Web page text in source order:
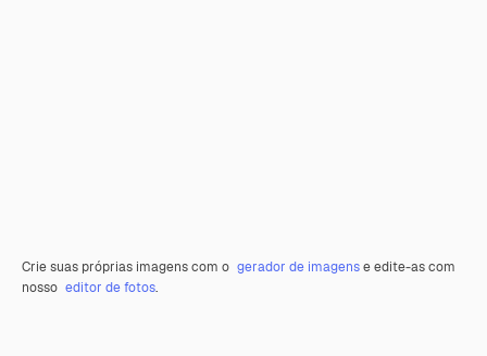
Crie suas próprias imagens com o gerador de imagense edite-as com
nosso editor de fotos.